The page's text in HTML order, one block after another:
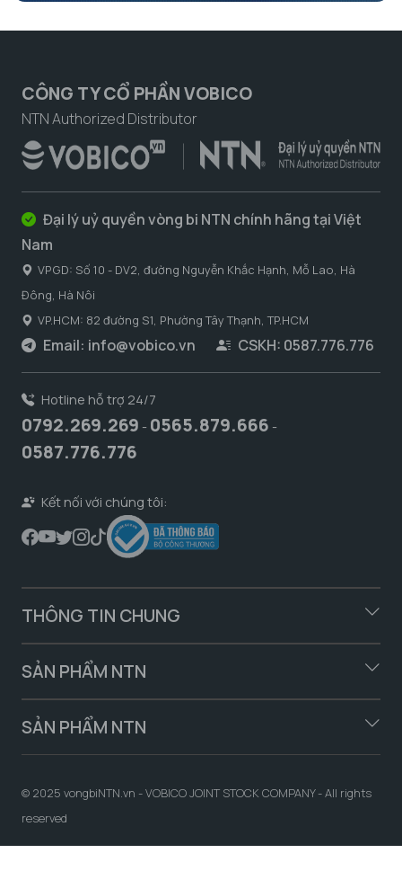
CÔNG TY CỔ PHẦN VOBICO
NTN Authorized Distributor
Đại lý uỷ quyền vòng bi NTN chính hãng tại Việt
Nam
VPGD: Số 10 - DV2, đường Nguyễn Khắc Hạnh, Mỗ Lao, Hà
Đông, Hà Nôi
VP.HCM: 82 đường S1, Phường Tây Thạnh, TP.HCM
Email: info@vobico.vn CSKH: 0587.776.776
Hotline hỗ trợ 24/7
0792.269.269 - 0565.879.666 -
0587.776.776
Kết nối với chúng tôi:
THÔNG TIN CHUNG
SẢN PHẨM NTN
SẢN PHẨM NTN
© 2025 vongbiNTN.vn - VOBICO JOINT STOCK COMPANY - All rights
reserved